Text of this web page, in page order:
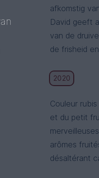
afkomstig
David geeft
van de
de frisheid
2020
Couleur
et du petit
arômes
désaltérant